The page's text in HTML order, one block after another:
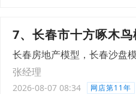
7、长春市十方啄木
长春房地产模型，长春沙盘
张经理
2026-08-07 08:34 网店第11年